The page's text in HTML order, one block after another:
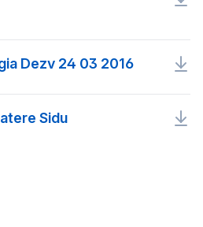
Dezv 24 03 2016
Sidu